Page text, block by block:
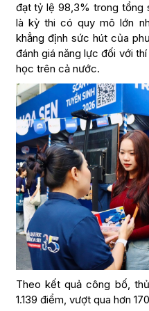
đạt tỷ lệ 98,3% trong tổng
là kỳ thi có quy mô lớn
khẳng định sức hút của
đánh giá năng lực đối với
học trên cả nước.
Theo kết quả công bố,
1.139 điểm, vượt qua hơn